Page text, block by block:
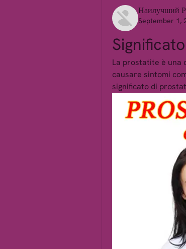
Наилучший
September 1,
La prostatite è una
causare sintomi
significato di